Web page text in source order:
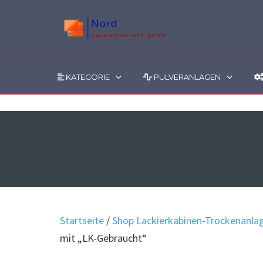
KATEGORIE PULVERANLAGEN
Startseite /Shop Lackierkabinen-
mit „LK-Gebraucht“